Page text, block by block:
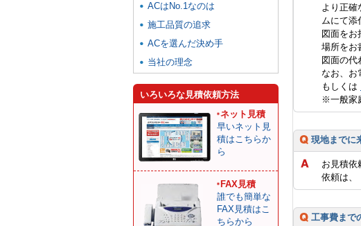
より正確
ムにて添
図面を
場所をお
図面の代
なお、お
もしくは
※一般家
現地までに
お見積依
依頼は、
工事費まで
ACはNo.1なのは
施工品質の追求
ACを選んだ決め手
当社の理念
いろいろな見積依頼方法
ネット見積
早いネット見
積はこちらか
ら
FAX見積
誰でも簡単な
FAX見積はこ
ちらから